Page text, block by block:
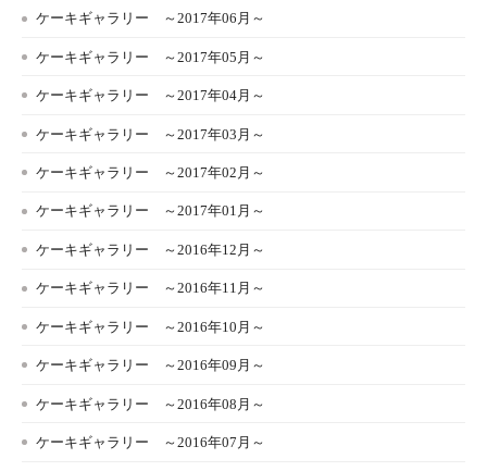
ケーキギャラリー ～2017年06月～
ケーキギャラリー ～2017年05月～
ケーキギャラリー ～2017年04月～
ケーキギャラリー ～2017年03月～
ケーキギャラリー ～2017年02月～
ケーキギャラリー ～2017年01月～
ケーキギャラリー ～2016年12月～
ケーキギャラリー ～2016年11月～
ケーキギャラリー ～2016年10月～
ケーキギャラリー ～2016年09月～
ケーキギャラリー ～2016年08月～
ケーキギャラリー ～2016年07月～